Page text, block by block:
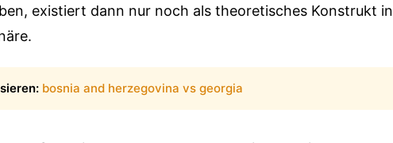
existiert dann nur noch als theoretisches Konstrukt in
bosnia and herzegovina vs georgia